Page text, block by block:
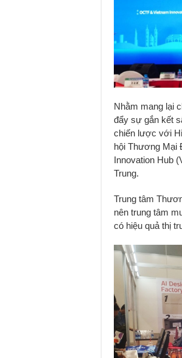
Nhằm mang lại
đẩy sự gắn kết
chiến lược với
hội Thương Mại
Innovation Hub
Trung.
Trung tâm
nên trung tâm
có hiệu quả thị